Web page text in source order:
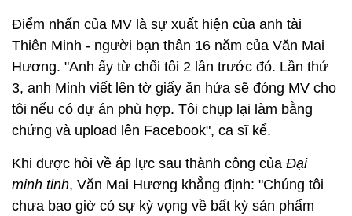
Điểm nhấn của MV là sự xuất hiện của anh tài
Thiên Minh - người bạn thân 16 năm của Văn Mai
Hương. "Anh ấy từ chối tôi 2 lần trước đó. Lần thứ
3, anh Minh viết lên tờ giấy ăn hứa sẽ đóng MV cho
tôi nếu có dự án phù hợp. Tôi chụp lại làm bằng
chứng và upload lên Facebook", ca sĩ kể.
Khi được hỏi về áp lực sau thành công của Đại
minh tinh, Văn Mai Hương khẳng định: "Chúng tôi
chưa bao giờ có sự kỳ vọng về bất kỳ sản phẩm